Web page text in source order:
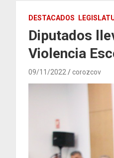
DESTACADOS
Diputados
Violencia
09/11/2022 corozcov